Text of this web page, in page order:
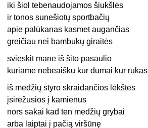
iki šiol tebenaudojamos šiukšlės
ir tonos sunešiotų sportbačių
apie palūkanas kasmet augančias
greičiau nei bambukų giraitės
svieskit mane iš šito pasaulio
kuriame nebeaišku kur dūmai kur rūkas
iš medžių styro skraidančios lėkštės
įsirėžusios į kamienus
nors sakai kad ten medžių grybai
arba laiptai į pačią viršūnę